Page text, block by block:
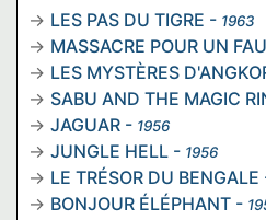
LES PAS DU TIGRE - 1963
MASSACRE POUR UN
LES MYSTÈRES
SABU AND THE MAGIC
JAGUAR - 1956
JUNGLE HELL - 1956
LE TRÉSOR DU BENGALE
BONJOUR ÉLÉPHANT -